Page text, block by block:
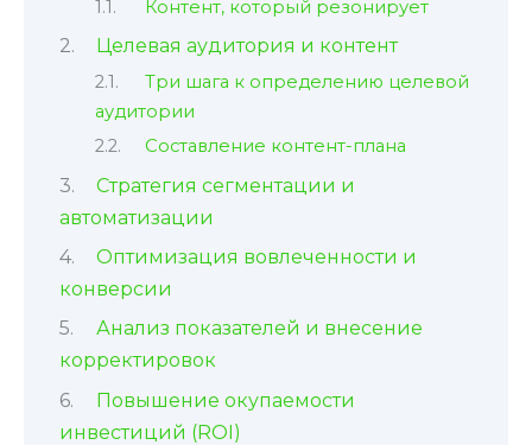
Контент, который резонирует
Целевая аудитория и контент
Три шага к определению целевой
аудитории
Составление контент-плана
Стратегия сегментации и
автоматизации
Оптимизация вовлеченности и
конверсии
Анализ показателей и внесение
корректировок
Повышение окупаемости
инвестиций (ROI)